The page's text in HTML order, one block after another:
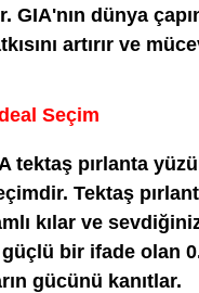
GIA'nın dünya
artırır ve
Seçim
tektaş pırlanta
Tektaş
kılar ve
bir ifade olan
gücünü kanıtlar.